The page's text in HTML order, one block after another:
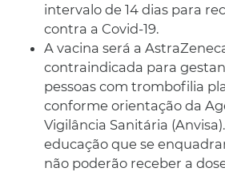
intervalo de 14 dias para
contra a Covid-19.
A vacina será a
contraindicada para
pessoas com trombofilia
conforme orientação da
Vigilância Sanitária
educação que se
não poderão receber a